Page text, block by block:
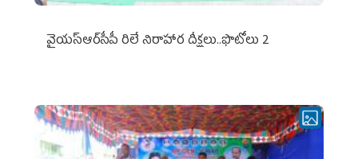
వైయ‌స్ఆర్‌సీపీ రిలే నిరాహార దీక్షలు..ఫొటోలు 2